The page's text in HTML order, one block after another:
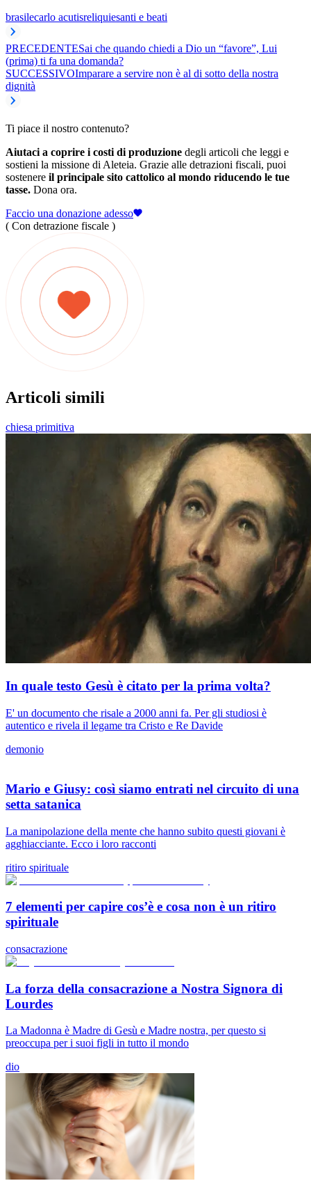
brasilecarlo acutisreliquiesanti e beati
PRECEDENTESai che quando chiedi a Dio un “favore”, Lui
(prima) ti fa una domanda?
SUCCESSIVOImparare a servire non è al di sotto della nostra
dignità
Ti piace il nostro contenuto?
Aiutaci a coprire i costi di produzione degli articoli che leggi e
sostieni la missione di Aleteia. Grazie alle detrazioni fiscali, puoi
sostenere il principale sito cattolico al mondo riducendo le tue
tasse. Dona ora.
Faccio una donazione adesso
( Con detrazione fiscale )
Articoli simili
chiesa primitiva
In quale testo Gesù è citato per la prima volta?
E' un documento che risale a 2000 anni fa. Per gli studiosi è
autentico e rivela il legame tra Cristo e Re Davide
demonio
Mario e Giusy: così siamo entrati nel circuito di una
setta satanica
La manipolazione della mente che hanno subito questi giovani è
agghiacciante. Ecco i loro racconti
ritiro spirituale
7 elementi per capire cos’è e cosa non è un ritiro
spirituale
consacrazione
La forza della consacrazione a Nostra Signora di
Lourdes
La Madonna è Madre di Gesù e Madre nostra, per questo si
preoccupa per i suoi figli in tutto il mondo
dio